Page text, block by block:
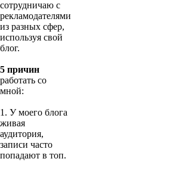
сотрудничаю с
рекламодателями
из разных сфер,
используя свой
блог.
5 причин
работать со
мной:
1. У моего блога
живая
аудитория,
записи часто
попадают в топ.